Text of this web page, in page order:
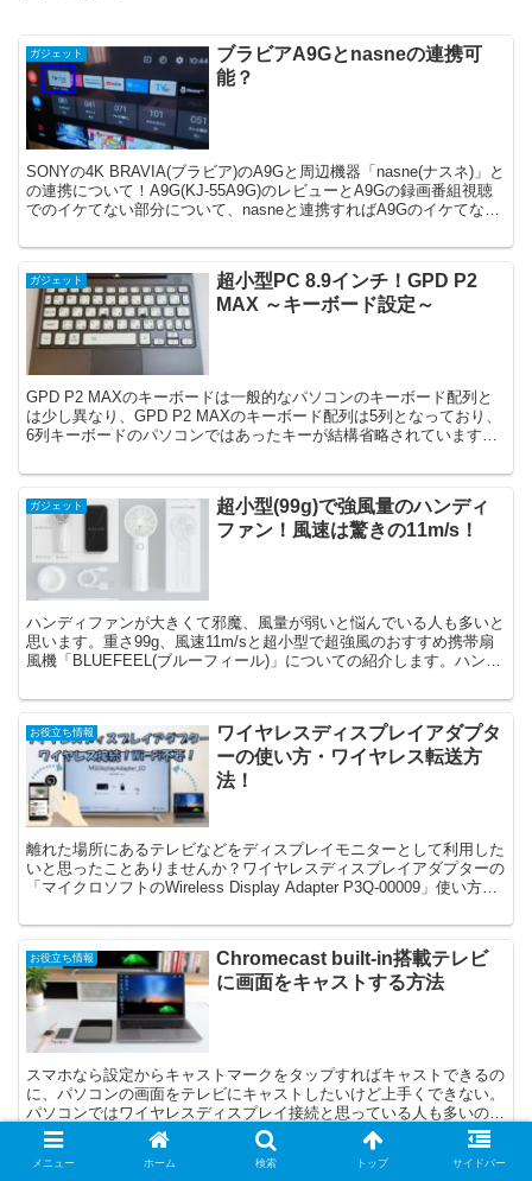
ガジェット
ブラビアA9Gとnasneの連携可
能？
SONYの4K BRAVIA(ブラビア)のA9Gと周辺機器「nasne(ナスネ)」と
の連携について！A9G(KJ-55A9G)のレビューとA9Gの録画番組視聴
でのイケてない部分について、nasneと連携すればA9Gのイケてない
ガジェット
超小型PC 8.9インチ！GPD P2
MAX ～キーボード設定～
GPD P2 MAXのキーボードは一般的なパソコンのキーボード配列と
は少し異なり、GPD P2 MAXのキーボード配列は5列となっており、
6列キーボードのパソコンではあったキーが結構省略されています。
を紹介します。
ガジェット
超小型(99g)で強風量のハンディ
ファン！風速は驚きの11m/s！
ハンディファンが大きくて邪魔、風量が弱いと悩んでいる人も多いと
思います。重さ99g、風速11m/sと超小型で超強風のおすすめ携帯扇
風機「BLUEFEEL(ブルーフィール)」についての紹介します。ハンデ
機です。
お役立ち情報
ワイヤレスディスプレイアダプタ
ーの使い方・ワイヤレス転送方
法！
離れた場所にあるテレビなどをディスプレイモニターとして利用した
いと思ったことありませんか？ワイヤレスディスプレイアダプターの
「マイクロソフトのWireless Display Adapter P3Q-00009」使い方と
お役立ち情報
Chromecast built-in搭載テレビ
に画面をキャストする方法
スマホなら設定からキャストマークをタップすればキャストできるの
に、パソコンの画面をテレビにキャストしたいけど上手くできない。
パソコンではワイヤレスディスプレイ接続と思っている人も多いので
はないでしょうか？パソコン画面をキャストする方法と注意点につい
て紹介します。
メニュー ホーム 検索 トップ サイドバー